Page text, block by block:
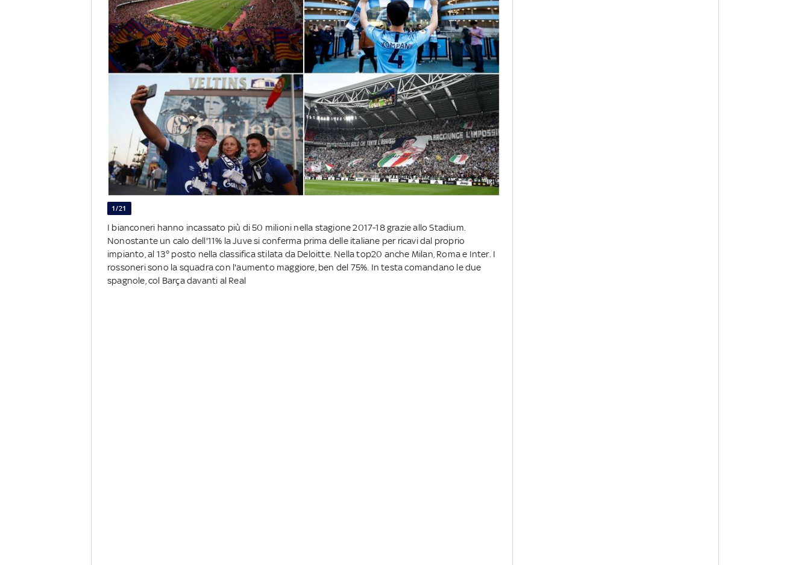
1/21
I bianconeri hanno incassato più di 50 milioni nella stagione 2017-18 grazie allo Stadium.
Nonostante un calo dell'11% la Juve si conferma prima delle italiane per ricavi dal proprio
impianto, al 13° posto nella classifica stilata da Deloitte. Nella top20 anche Milan, Roma e Inter. I
rossoneri sono la squadra con l'aumento maggiore, ben del 75%. In testa comandano le due
spagnole, col Barça davanti al Real